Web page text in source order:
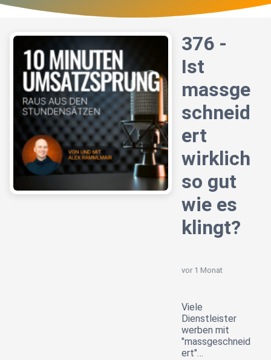
376 -
Ist
massge
schneid
ert
wirklich
so gut
wie es
klingt?
vor 1 Monat
Viele
Dienstleister
werben mit
"massgeschneid
ert"…